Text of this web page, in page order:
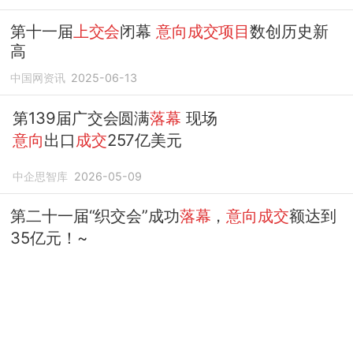
第十一届上交会闭幕 意向成交项目数创历史新
高
中国网资讯 2025-06-13
第139届广交会圆满落幕 现场
意向出口 成交257亿美元
中企思智库 2026-05-09
第二十一届“织交会”成功落幕 ，意向成交额达到
35亿元！~